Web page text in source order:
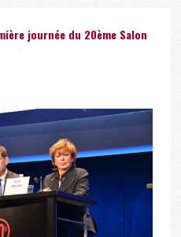
journée du 20ème Salon